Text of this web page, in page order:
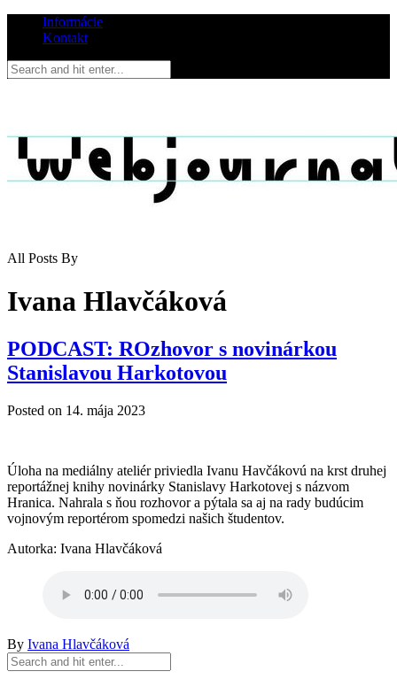
Informácie
Kontakt
All Posts By
Ivana Hlavčáková
PODCAST: ROzhovor s novinárkou
Stanislavou Harkotovou
Posted on 14. mája 2023
Úloha na mediálny ateliér priviedla Ivanu Havčákovú na krst druhej
reportážnej knihy novinárky Stanislavy Harkotovej s názvom
Hranica. Nahrala s ňou rozhovor a pýtala sa aj na rady budúcim
vojnovým reportérom spomedzi našich študentov.
Autorka: Ivana Hlavčáková
By Ivana Hlavčáková